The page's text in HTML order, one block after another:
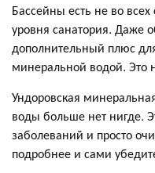
Бассейны есть не во всех
уровня санатория. Даже
дополнительный плюс
минеральной водой. Это
Ундоровская
воды больше нет нигде.
заболеваний и просто
подробнее и сами